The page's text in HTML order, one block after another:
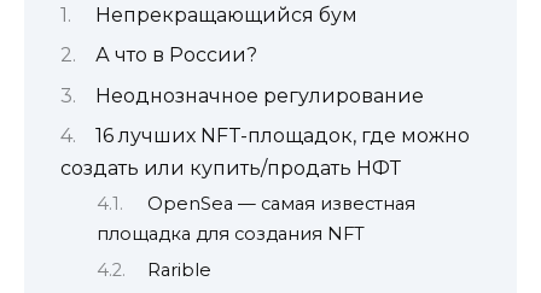
Непрекращающийся бум
А что в России?
Неоднозначное регулирование
16 лучших NFT-площадок, где можно
создать или купить/продать НФТ
OpenSea — самая известная
площадка для создания NFT
Rarible